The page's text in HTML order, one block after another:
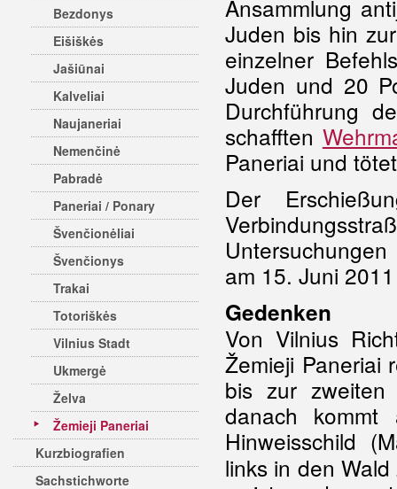
Bezdonys
Eišiškės
Jašiūnai
Kalveliai
Naujaneriai
Nemenčinė
Pabradė
Paneriai / Ponary
Švenčionėliai
Švenčionys
Trakai
Totoriškės
Vilnius Stadt
Ukmergė
Želva
Žemieji Paneriai
Kurzbiografien
Sachstichworte
Ansammlung
Juden bis hin
einzelner
Juden und 20
Durchführung
schafften
Paneriai und
Der
am 15. Juni
Gedenken
Von Vilnius
Žemieji Paneriai
bis zur zweiten
danach
Hinweisschild (
links in den